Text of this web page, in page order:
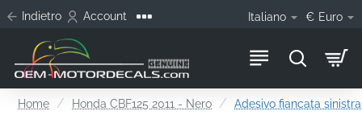
Indietro Account Italiano € Euro
HomehomeHonda CBF125 2011 - Nero Adesivo fiancata sinistra